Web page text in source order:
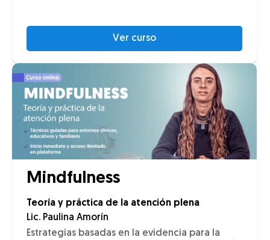
Ver curso
Mindfulness
Teoría y práctica de la atención plena
Lic. Paulina Amorín
Estrategias basadas en la evidencia para la